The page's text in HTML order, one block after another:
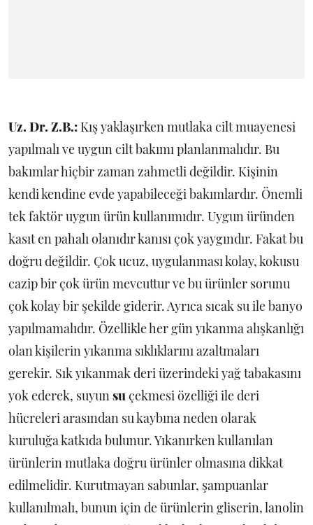
Uz. Dr. Z.B.: Kış yaklaşırken mutlaka cilt muayenesi
yapılmalı ve uygun cilt bakımı planlanmalıdır. Bu
bakımlar hiçbir zaman zahmetli değildir. Kişinin
kendi kendine evde yapabileceği bakımlardır. Önemli
tek faktör uygun ürün kullanımıdır. Uygun üründen
kasıt en pahalı olanıdır kanısı çok yaygındır. Fakat bu
doğru değildir. Çok ucuz, uygulanması kolay, kokusu
cazip bir çok ürün mevcuttur ve bu ürünler sorunu
çok kolay bir şekilde giderir. Ayrıca sıcak su ile banyo
yapılmamalıdır. Özellikle her gün yıkanma alışkanlığı
olan kişilerin yıkanma sıklıklarını azaltmaları
gerekir. Sık yıkanmak deri üzerindeki yağ tabakasını
yok ederek, suyunsuçekmesi özelliği ile deri
hücreleri arasından su kaybına neden olarak
kuruluğa katkıda bulunur. Yıkanırken kullanılan
ürünlerin mutlaka doğru ürünler olmasına dikkat
edilmelidir. Kurutmayan sabunlar, şampuanlar
kullanılmalı, bunun için de ürünlerin gliserin, lanolin